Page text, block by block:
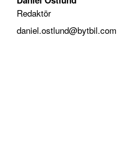
Redaktör
daniel.ostlund@bytbil.com